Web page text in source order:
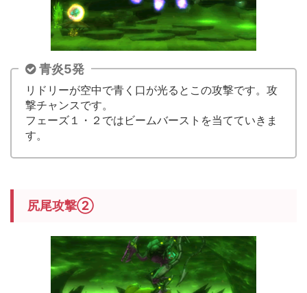
青炎5発
リドリーが空中で青く口が光るとこの攻撃です。攻
撃チャンスです。
フェーズ１・２ではビームバーストを当てていきま
す。
尻尾攻撃②